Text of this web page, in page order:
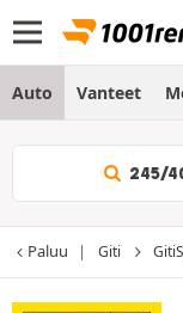
Auto Vanteet
245/
Paluu Giti